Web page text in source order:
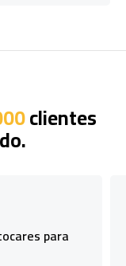
clientes
para